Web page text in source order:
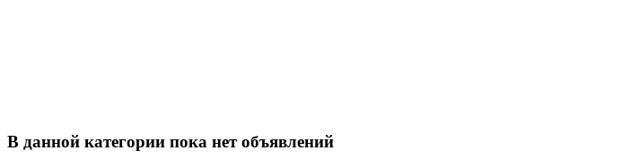
В данной категории пока нет объявлений